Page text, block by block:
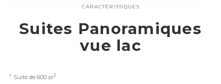
CARACTÉRISTIQUES
Suites Panoramiques
vue lac
Suite de 600 pi2